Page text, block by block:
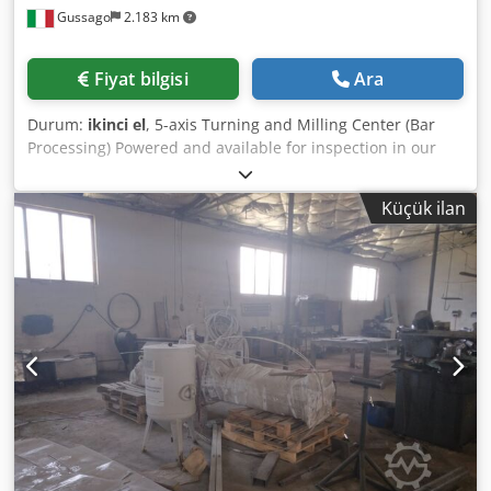
yapılmıştır Bakım ve servis raporları ile tüm ilgili belgeler
Alanları: İş mili ortası - tabla mesafesi (yatay): 20 – 620 mm
İş mili ortası - tabla mesafesi (dikey): 120 – 720 mm İş mili
- tabla mesafesi (dikey): -250 – 450 mm Ekipman &
Aksesuarlar ✅ Belgeler eksiksiz Dcodoycpxgjpfx Ab Hsk ✅
Verimli talaş uzaklaştırma için talaş konveyörü ✅ Yüksek
basınçlı (30 bar) soğutma sistemi ✅ Optimal işleme için
entegre soğutma sıvısı beslemesi ✅ Kesintisiz çalışma için
palet değiştirici ✅ İşleme sürecini net görmek için döner
gözlem camı ✅ Hassas parça ölçümü için Renishaw OMP
60 prob ✅ Konforlu kullanım için elektronik el çarkı ✅
Temiz bir çalışma ortamı için yağ buharı emiş sistemi ✅
Soğutma sıvısı için otomatik kağıt bantlı filtre ✅ Mili yağ
soğutucu ile sıcaklık dengesi Makine, karşılıklı anlaşma ile
halen üretimde çalışırken yerinde görülebilir ve test
edilebilir. 📍 Müsaitlik: Karşılıklı anlaşmaya göre
Gussago 2.183 km
Fiyat bilgisi Ara
Durum: ikinci el, 5-axis Turning and Milling Center (Bar
Processing) Powered and available for inspection in our
warehouse Manufacturer: CHIRON Model: MILL 800 5 axis
CNC: Fanuc 18iMBS (5 simultaneous axes, 1*) Travel (X, Y, Z
in mm): 800 – 500 – 550 Rapid traverse (high speed): 60
m/min Swiveling head (B axis): +/- 100° Rotary spindle:
Peiseler Milling head: 12,000 rpm / 140 Nm Tool magazine:
65 tools - HSK-A 63 DIN 69893 Table: 1400 x 500 mm
Dcodpsgmi Unsfx Ab Hsk Table load: 1,200 kg Coolant
through spindle (IKZ): 70 bar (adjustable) CNC-controlled
clamping/rotating unit for 6th side machining (see note 5)
Heidenhain linear measuring system Chip conveyor
Renishaw-ready Year of manufacture: 2006 Weight: 7,500
kg Turning package: Max. diameter: 65 mm RPM: 15 / 4,500
Max. 42.5 kW / 90 Nm Hydraulic clamping: 800 Nm Bar
loader: ILS-RBK-10012 65 Diameter range min/max: 5 / 65
Küçük ilan